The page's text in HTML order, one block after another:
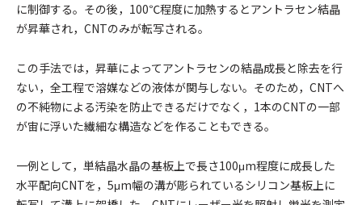
に制御する。その後，100℃程度に加熱するとアントラセン結晶
が昇華され，CNTのみが転写される。
この手法では，昇華によってアントラセンの結晶成長と除去を行
ない，全工程で溶媒などの液体が関与しない。そのため，CNTへ
の不純物による汚染を防止できるだけでなく，1本のCNTの一部
が宙に浮いた繊細な構造などを作ることもできる。
一例として，単結晶水晶の基板上で長さ100μm程度に成長した
水平配向CNTを，5μm幅の溝が彫られているシリコン基板上に